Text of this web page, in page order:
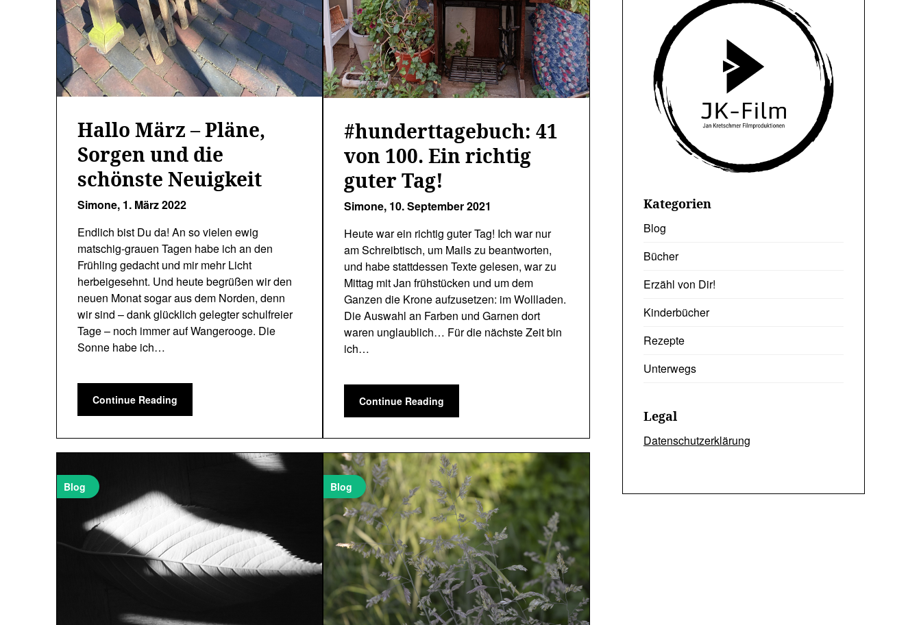
Hallo März – Pläne,
Sorgen und die
schönste Neuigkeit
Simone, 1. März 2022
Endlich bist Du da! An so vielen ewig
matschig-grauen Tagen habe ich an den
Frühling gedacht und mir mehr Licht
herbeigesehnt. Und heute begrüßen wir den
neuen Monat sogar aus dem Norden, denn
wir sind – dank glücklich gelegter schulfreier
Tage – noch immer auf Wangerooge. Die
Sonne habe ich…
Continue Reading
#hunderttagebuch: 41
von 100. Ein richtig
guter Tag!
Simone, 10. September 2021
Heute war ein richtig guter Tag! Ich war nur
am Schreibtisch, um Mails zu beantworten,
und habe stattdessen Texte gelesen, war zu
Mittag mit Jan frühstücken und um dem
Ganzen die Krone aufzusetzen: im Wollladen.
Die Auswahl an Farben und Garnen dort
waren unglaublich… Für die nächste Zeit bin
ich…
Continue Reading
Blog Blog
Kategorien
Blog
Bücher
Erzähl von Dir!
Kinderbücher
Rezepte
Unterwegs
Legal
Datenschutzerklärung